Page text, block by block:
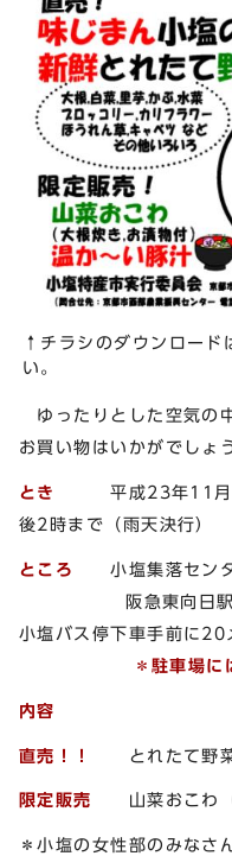
↑チラシのダウンロード
い。
ゆったりとした空気の
お買い物はいかがでしょ
とき
平成23年11月26
後2時まで（雨天決行）
ところ
小塩集落セン
阪急東向日駅から
小塩バス停下車手前に20
＊駐車場に
内容
直売！！ とれたて野菜
限定販売 山菜おこわ（
＊小塩の女性部のみなさ